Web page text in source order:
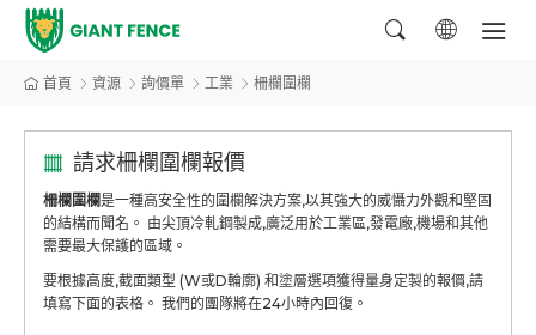
首頁 資源 詢價單 工業 柵欄圍欄
請求柵欄圍欄報價
柵欄圍欄是一種高安全性的圍欄解決方案,以其強大的威懾力外觀和堅固
的結構而聞名。 由尖頂冷軋鋼製成,廣泛用於工業區,發電廠,機場和其他
需要最大保護的區域。
要根據高度,截面類型 (W或D輪廓) 和塗層選項獲得量身定製的報價,請
填寫下面的表格。 我們的團隊將在24小時內回復。